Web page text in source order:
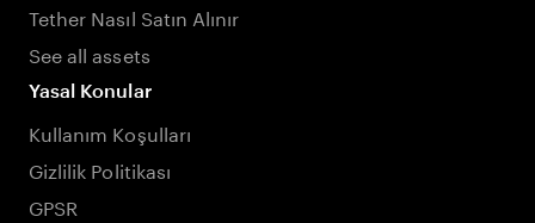
Tether Nasıl Satın Alınır
See all assets
Yasal Konular
Kullanım Koşulları
Gizlilik Politikası
GPSR